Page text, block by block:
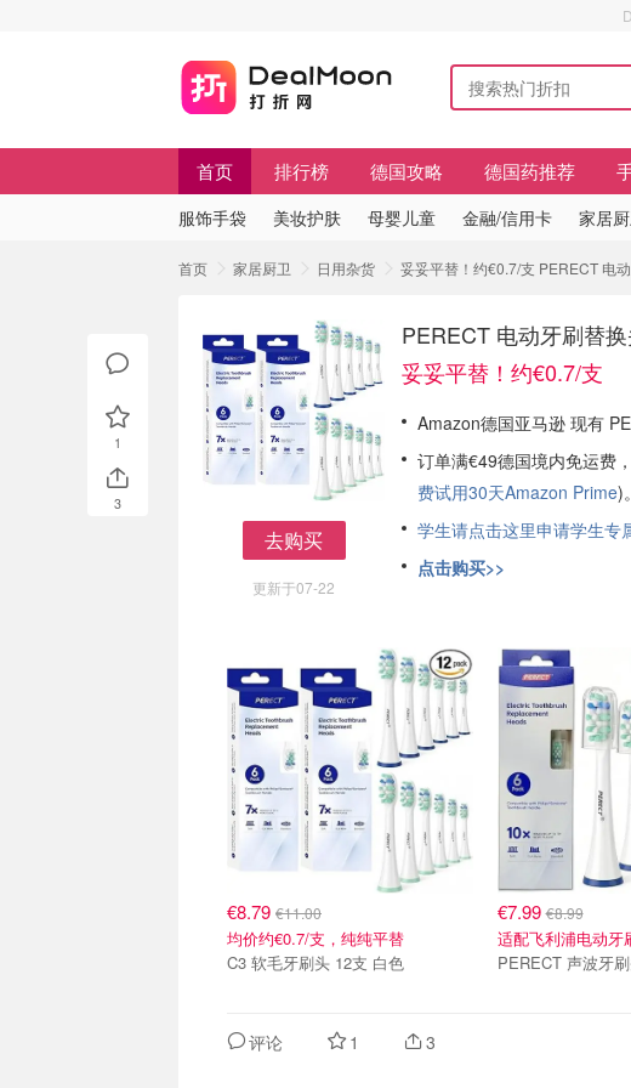
首页 排行榜 德国攻略 德国药推荐
服饰手袋 美妆护肤 母婴儿童 金融/信用卡 家居
首页 家居厨卫 日用杂货 妥妥平替！约€0.7/支 PERECT 电
去购买
更新于07-22
PERECT 电动牙刷替
妥妥平替！约€0.7/支
Amazon德国亚马逊 现有
订单满€49德国境内免运费
费试用30天Amazon Prime)。
学生请点击这里申请学生专
点击购买>>
€8.79 €11.00
均价约€0.7/支，纯纯平替
C3 软毛牙刷头 12支 白色
€7.99€8.99
适配飞利浦电动牙
PERECT 声波牙
评论 1 3
1
3